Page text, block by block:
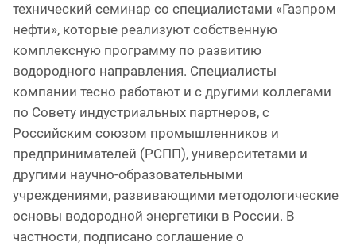
технический семинар со специалистами «Газпром
нефти», которые реализуют собственную
комплексную программу по развитию
водородного направления. Специалисты
компании тесно работают и с другими коллегами
по Совету индустриальных партнеров, с
Российским союзом промышленников и
предпринимателей (РСПП), университетами и
другими научно-образовательными
учреждениями, развивающими методологические
основы водородной энергетики в России. В
частности, подписано соглашение о